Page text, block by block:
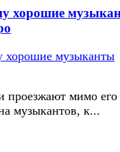
хорошие
проезжают мимо его
музыкантов, к...